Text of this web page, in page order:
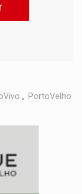
,
PortoVelho